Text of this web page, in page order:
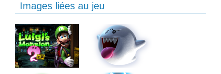
Images liées au jeu